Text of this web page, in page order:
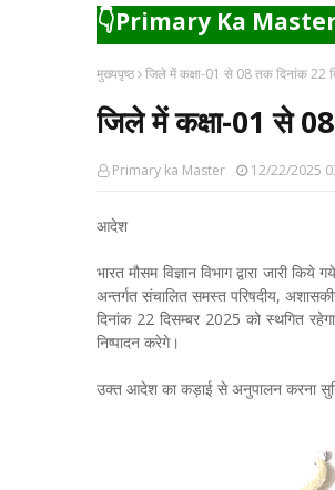
👇Primary Ka
मुख्यपृष्ठ जिले में कक्षा-01 से 08 तक दिनांक 22
जिले में कक्षा-01 से
Primary ka Master 12/22/2025
आदेश
भारत मौसम विज्ञान विभाग द्वारा जारी
अन्तर्गत संचालित समस्त परिषदीय,
दिनांक 22 दिसम्बर 2025 को स्थगित रहेगा।
निष्पादन करेगे।
उक्त आदेश का कड़ाई से अनुपालन करना